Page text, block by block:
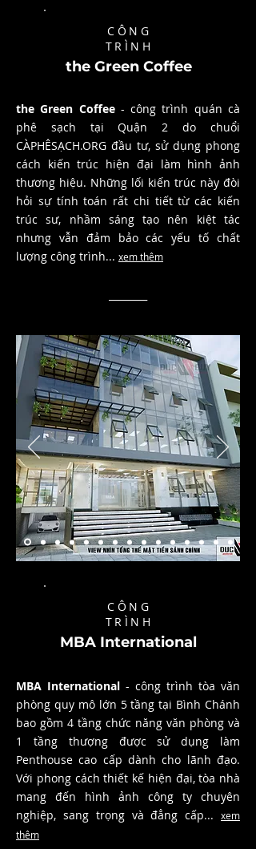
CÔNG
TRÌNH
the Green Coffee
the Green Coffee- công trình quán cà
phê sạch tại Quận 2 do chuổi
CÀPHÊSẠCH.ORG đầu tư, sử dụng phong
cách kiến trúc hiện đại làm hình ảnh
thương hiệu. Những lối kiến trúc này đòi
hỏi sự tính toán rất chi tiết từ các kiến
trúc sư, nhầm sáng tạo nên kiệt tác
nhưng vẫn đảm bảo các yếu tố chất
lượng công trình... xem thêm
CÔNG
TRÌNH
MBA International
MBA International - công trình tòa văn
phòng quy mô lớn 5 tầng tại Bình Chánh
bao gồm 4 tầng chức năng văn phòng và
1 tầng thượng được sử dụng làm
Penthouse cao cấp dành cho lãnh đạo.
Với phong cách thiết kế hiện đại, tòa nhà
mang đến hình ảnh công ty chuyên
nghiệp, sang trọng và đẳng cấp... xem
thêm